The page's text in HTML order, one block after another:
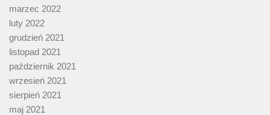
marzec 2022
luty 2022
grudzień 2021
listopad 2021
październik 2021
wrzesień 2021
sierpień 2021
maj 2021